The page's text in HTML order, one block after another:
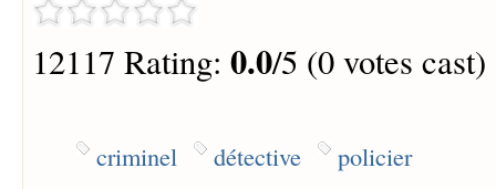
12117 Rating: 0.0/5 (0 votes cast)
criminel détective policier